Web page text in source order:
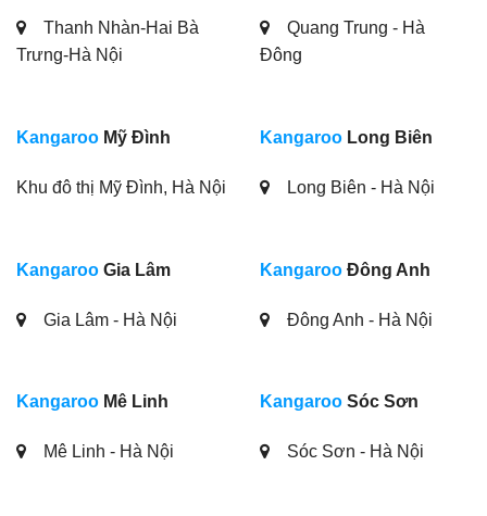
Thanh Nhàn-Hai Bà
Trưng-Hà Nội
Quang Trung - Hà
Đông
Kangaroo Mỹ Đình
Khu đô thị Mỹ Đình, Hà Nội
Kangaroo Long Biên
Long Biên - Hà Nội
Kangaroo Gia Lâm
Gia Lâm - Hà Nội
Kangaroo Đông Anh
Đông Anh - Hà Nội
Kangaroo Mê Linh
Mê Linh - Hà Nội
Kangaroo Sóc Sơn
Sóc Sơn - Hà Nội